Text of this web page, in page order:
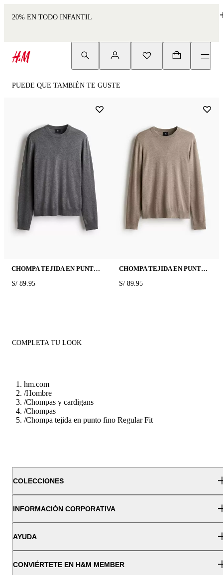
20% EN TODO INFANTIL
PUEDE QUE TAMBIÉN TE GUSTE
CHOMPA TEJIDA EN PUNTO FINO REGULAR FIT
PRICE:
S/ 89.95
CHOMPA TEJIDA EN PUNTO FINO REGULAR FIT
PRICE:
S/ 89.95
COMPLETA TU LOOK
hm.com
/Hombre
/Chompas y cardigans
/Chompas
/Chompa tejida en punto fino Regular Fit
COLECCIONES
INFORMACIÓN CORPORATIVA
AYUDA
CONVIÉRTETE EN H&M MEMBER